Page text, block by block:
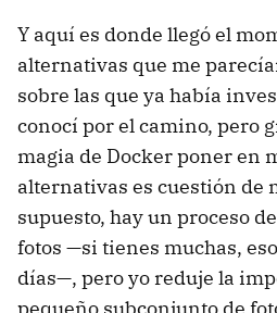
Y aquí es donde llegó el
alternativas que me
sobre las que ya había
conocí por el camino, pero
magia de Docker poner en
alternativas es cuestión de
supuesto, hay un proceso
fotos —si tienes muchas,
días—, pero yo reduje la
pequeño subconjunto de